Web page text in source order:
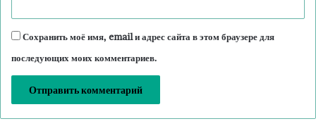
Сохранить моё имя, email и адрес сайта в этом браузере для
последующих моих комментариев.